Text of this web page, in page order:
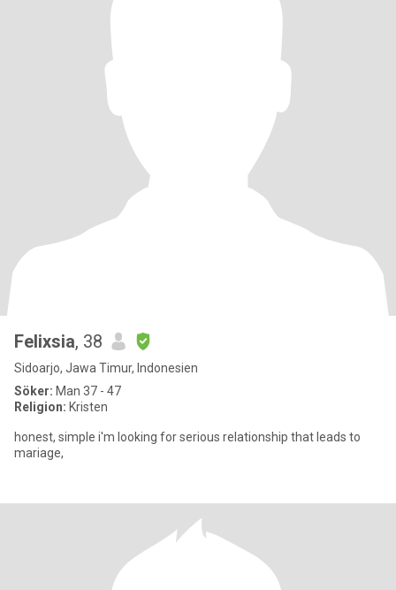
Felixsia, 38
Sidoarjo, Jawa Timur, Indonesien
Söker: Man 37 - 47
Religion: Kristen
honest, simple i'm looking for serious relationship that leads to
mariage,